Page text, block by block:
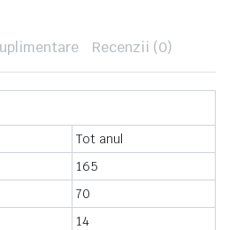
Recenzii (0)
Tot anul
165
70
14